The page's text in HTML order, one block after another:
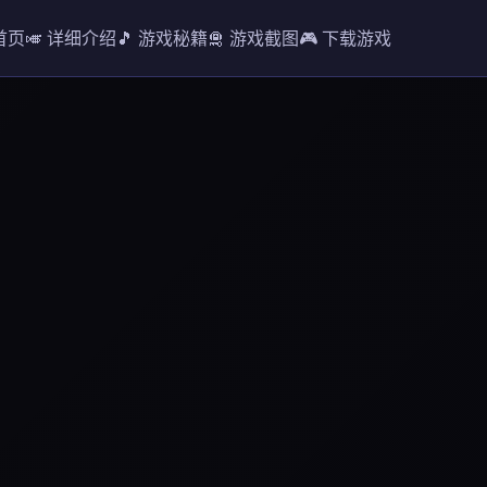
页🎺 详细介绍🎵 游戏秘籍🛅 游戏截图🎮 下载游戏